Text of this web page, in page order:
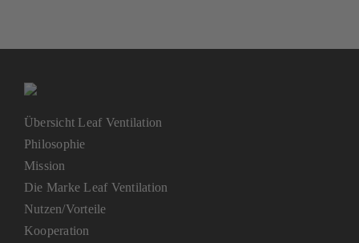
Übersicht Leaf Ventilation
Philosophie
Mission
Die Marke Leaf Ventilation
Nutzen/Vorteile
Kooperation